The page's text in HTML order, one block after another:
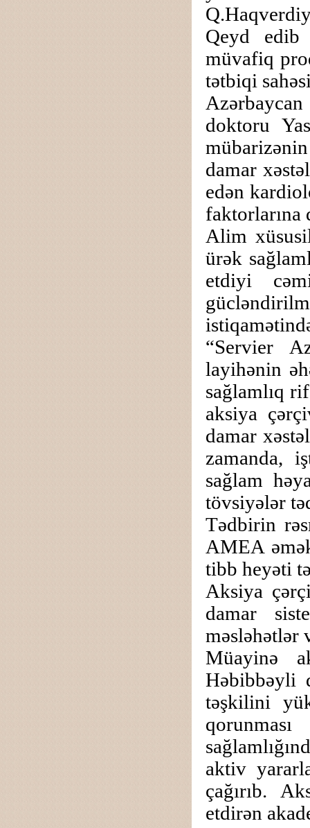
Qeyd
müvafiq
tətbiqi
doktoru
damar
edən
faktorlarına
Alim
ürək
etdiyi
“Servier
layihənin
sağlamlıq
aksiya
damar
zamanda,
sağlam
tövsiyələr
Tədbirin
AMEA
tibb heyəti
Aksiya
damar
məsləhətlər
Müayinə
Həbibbəyli
təşkilini
aktiv
çağırıb.
etdirən